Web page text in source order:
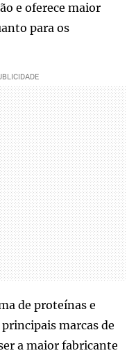
e oferece maior
para os
de proteínas e
marcas de
a maior fabricante